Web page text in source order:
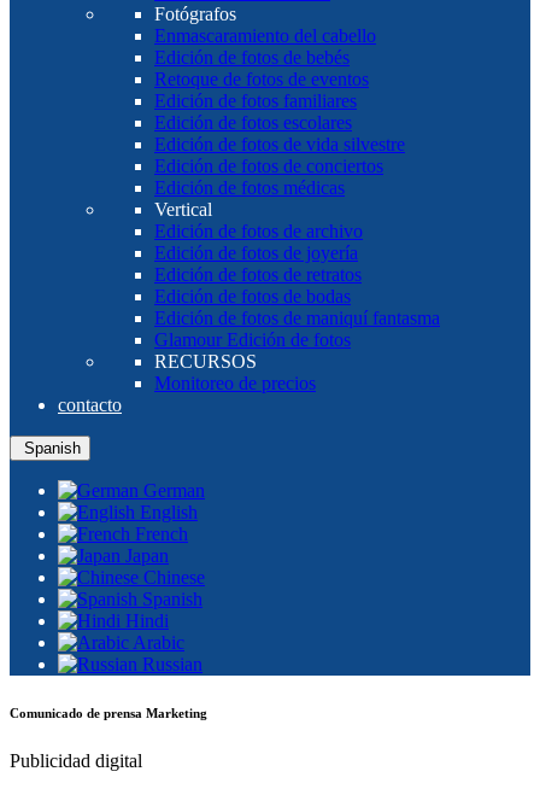
Fotógrafos
Enmascaramiento del cabello
Edición de fotos de bebés
Retoque de fotos de eventos
Edición de fotos familiares
Edición de fotos escolares
Edición de fotos de vida silvestre
Edición de fotos de conciertos
Edición de fotos médicas
Vertical
Edición de fotos de archivo
Edición de fotos de joyería
Edición de fotos de retratos
Edición de fotos de bodas
Edición de fotos de maniquí fantasma
Glamour Edición de fotos
RECURSOS
Monitoreo de precios
contacto
Spanish
German
English
French
Japan
Chinese
Spanish
Hindi
Arabic
Russian
Comunicado de prensa Marketing
Publicidad digital